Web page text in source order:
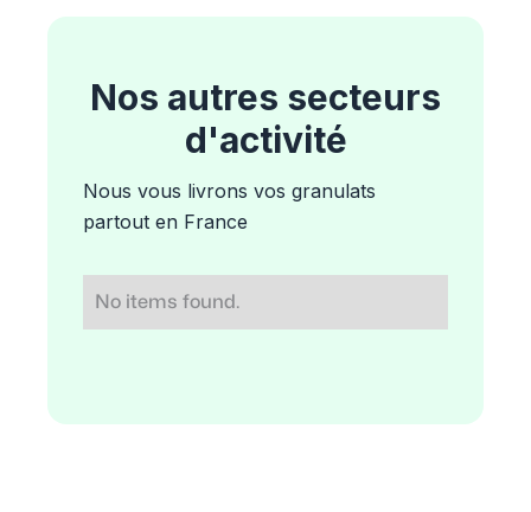
Nos autres secteurs
d'activité
Nous vous livrons vos granulats
partout en France
No items found.